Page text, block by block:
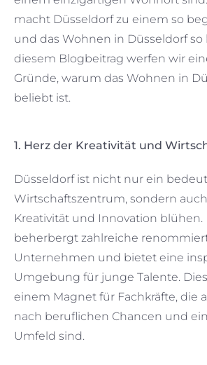
macht Düsseldorf zu einem so
und das Wohnen in Düsseldorf so
diesem Blogbeitrag werfen wir
Gründe, warum das Wohnen in
beliebt ist.
1. Herz der Kreativität und
Düsseldorf ist nicht nur ein
Wirtschaftszentrum, sondern
Kreativität und Innovation blühen.
beherbergt zahlreiche
Unternehmen und bietet eine
Umgebung für junge Talente.
einem Magnet für Fachkräfte, die
nach beruflichen Chancen und
Umfeld sind.